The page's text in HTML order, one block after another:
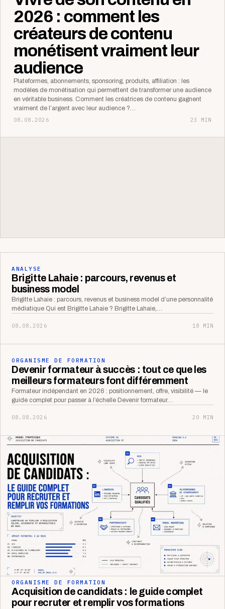
2026 : comment les
créateurs de contenu
monétisent vraiment leur
audience
Plateformes, abonnements, sponsoring, produits, affiliation : les
modèles de monétisation qui permettent de transformer une audience
en véritable business. Comment les créatrices de contenu gagnent
vraiment de l’argent avec leur audience ?…
08.08.2026
23 MIN
ANALYSE
Brigitte Lahaie : parcours, revenus et
business model
Brigitte Lahaie : parcours, revenus et business model d’une personnalité
médiatique Qui est Brigitte Lahaie ? Brigitte Lahaie,…
08.08.2026 18 MIN
ORGANISME DE FORMATION
Devenir formateur à succès : tout ce que les
meilleurs formateurs font différemment
Formateur indépendant en 2026 : positionnement, offre, visibilité — le
guide complet pour passer à l’échelle Devenir formateur…
08.08.2026 20 MIN
ORGANISME DE FORMATION
Acquisition de candidats : le guide complet
pour recruter et remplir vos formations